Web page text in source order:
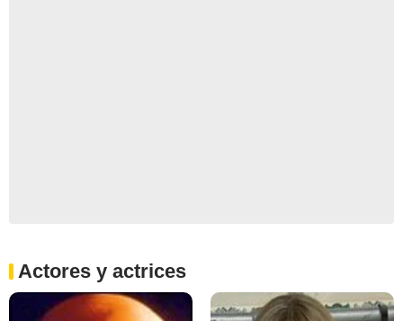
Actores y actrices